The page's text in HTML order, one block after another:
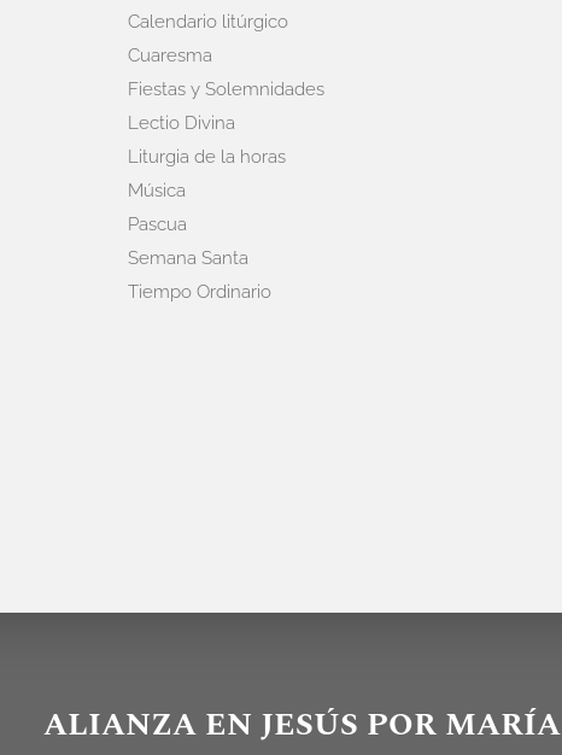
Calendario litúrgico
Cuaresma
Fiestas y Solemnidades
Lectio Divina
Liturgia de la horas
Música
Pascua
Semana Santa
Tiempo Ordinario
ALIANZA EN JESÚS POR MARÍA